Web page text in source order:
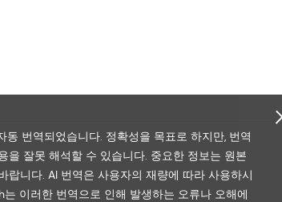
동 번역되었습니다. 정확성을 목표로 하지만, 번역
을 잘못 해석할 수 있습니다. 중요한 정보는 원본
랍니다. AI 번역은 사용자의 재량에 따라 사용하시
는 이러한 번역으로 인해 발생하는 오류나 오해에